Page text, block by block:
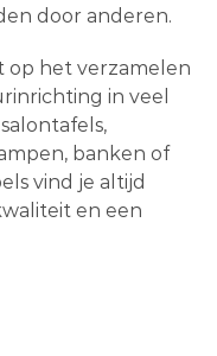
door anderen.
op het verzamelen
in veel
banken of
vind je altijd
en een